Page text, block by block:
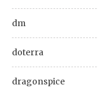
dm
doterra
dragonspice